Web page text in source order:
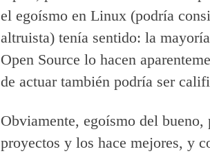
el egoísmo en Linux (podría
altruista) tenía sentido: la
Open Source lo hacen
de actuar también podría ser
Obviamente, egoísmo del bueno,
proyectos y los hace mejores, y